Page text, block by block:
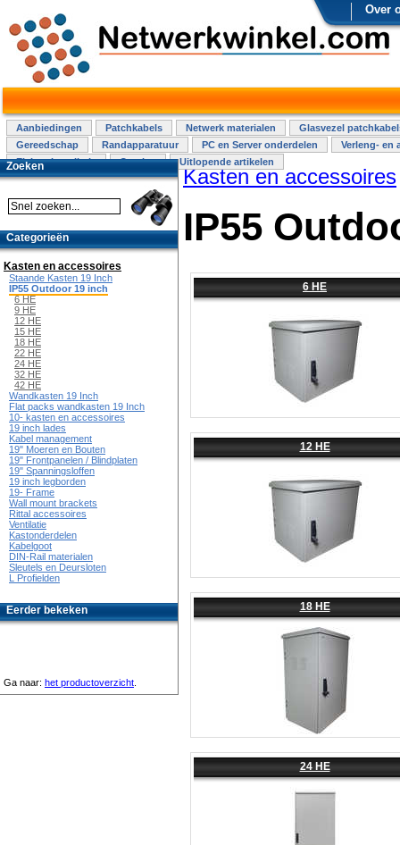
Over
Aanbiedingen Patchkabels Netwerk materialen
Glasvezel
Gereedschap
Randapparatuur PC en Server onderdelen
Verleng- en
Elektra installatie
Overige Uitlopende artikelen
Kasten en accessoires
IP55
6 HE
12 HE
18 HE
24 HE
Zoeken
Categorieën
Kasten en accessoires
Staande Kasten 19 Inch
IP55 Outdoor 19 inch
6 HE
9 HE
12 HE
15 HE
18 HE
22 HE
24 HE
32 HE
42 HE
Wandkasten 19 Inch
Flat packs wandkasten 19 Inch
10- kasten en accessoires
19 inch lades
Kabel management
19" Moeren en Bouten
19" Frontpanelen / Blindplaten
19" Spanningsloffen
19 inch legborden
19- Frame
Wall mount brackets
Rittal accessoires
Ventilatie
Kastonderdelen
Kabelgoot
DIN-Rail materialen
Sleutels en Deursloten
L Profielden
Eerder bekeken
Ga naar: het productoverzicht